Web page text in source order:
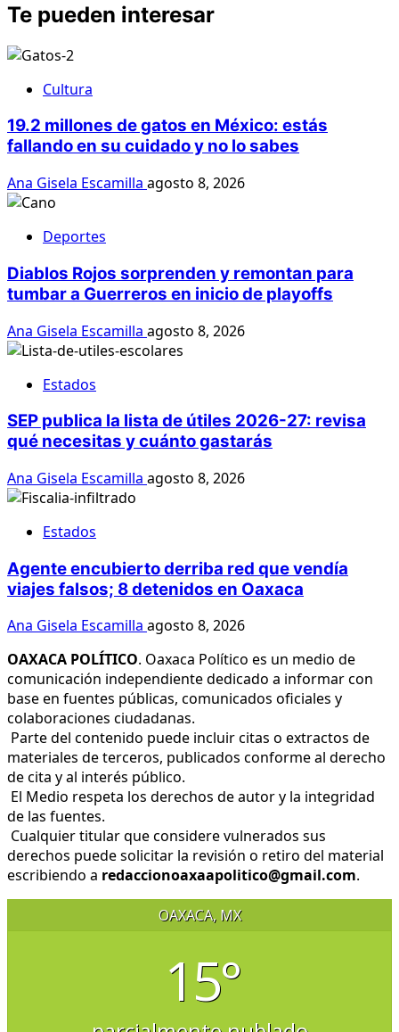
Te pueden interesar
Cultura
19.2 millones de gatos en México: estás
fallando en su cuidado y no lo sabes
Ana Gisela Escamilla agosto 8, 2026
Deportes
Diablos Rojos sorprenden y remontan para
tumbar a Guerreros en inicio de playoffs
Ana Gisela Escamilla agosto 8, 2026
Estados
SEP publica la lista de útiles 2026-27: revisa
qué necesitas y cuánto gastarás
Ana Gisela Escamilla agosto 8, 2026
Estados
Agente encubierto derriba red que vendía
viajes falsos; 8 detenidos en Oaxaca
Ana Gisela Escamilla agosto 8, 2026
OAXACA POLÍTICO. Oaxaca Político es un medio de
comunicación independiente dedicado a informar con
base en fuentes públicas, comunicados oficiales y
colaboraciones ciudadanas.
Parte del contenido puede incluir citas o extractos de
materiales de terceros, publicados conforme al derecho
de cita y al interés público.
El Medio respeta los derechos de autor y la integridad
de las fuentes.
Cualquier titular que considere vulnerados sus
derechos puede solicitar la revisión o retiro del material
escribiendo a redaccionoaxaapolitico@gmail.com.
OAXACA, MX
15°